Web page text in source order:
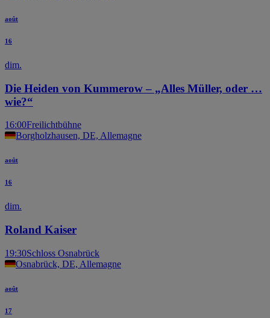
août
16
dim.
Die Heiden von Kummerow – „Alles Müller, oder …
wie?“
16:00Freilichtbühne
Borgholzhausen, DE, Allemagne
août
16
dim.
Roland Kaiser
19:30Schloss Osnabrück
Osnabrück, DE, Allemagne
août
17